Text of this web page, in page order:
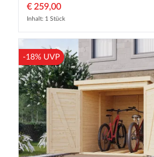
€ 259,00
Inhalt: 1 Stück
-18% UVP